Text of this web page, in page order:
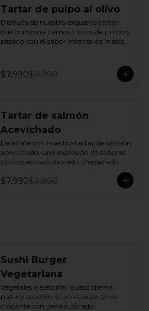
Tartar de pulpo al olivo
Disfruta de nuestro exquisito tartar,
que combina tiernos trozos de pulpo y
pepino con el sabor intenso de la salsa
experiencia única de sabor y textura.
$7.990$9.990
Tartar de salmón
Acevichado
Deléitate con nuestro tartar de salmón
acevichado, una explosión de sabores
cítricos en cada bocado. Preparado
con una base de pepino fresco y palta
cremosa, este plato es el equilibrio
perfecto. Incluye: 1 Salsa de Soya 30ML
$7.990$9.990
Sushi Burger
Vegetariana
Vegetales a elección, queso crema,
palta y cebollín, envueltos en arroz
crocante con panko dorado.